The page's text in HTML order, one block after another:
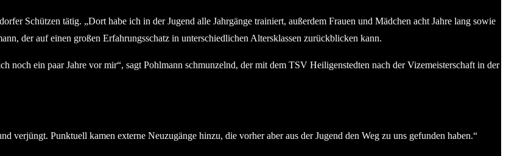
Schützen tätig. „Dort habe ich in der Jugend alle Jahrgänge trainiert, außerdem Frauen und Mädchen acht Jahre lang sowie
der auf einen großen Erfahrungsschatz in unterschiedlichen Altersklassen zurückblicken kann.
noch ein paar Jahre vor mir“, sagt Pohlmann schmunzelnd, der mit dem TSV Heiligenstedten nach der Vizemeisterschaft in der
verjüngt. Punktuell kamen externe Neuzugänge hinzu, die vorher aber aus der Jugend den Weg zu uns gefunden haben.“